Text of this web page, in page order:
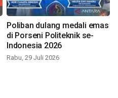
Poliban dulang medali emas
di Porseni Politeknik se-
Indonesia 2026
Rabu, 29 Juli 2026